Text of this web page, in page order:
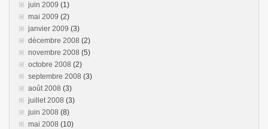
juin 2009 (1)
mai 2009 (2)
janvier 2009 (3)
décembre 2008 (2)
novembre 2008 (5)
octobre 2008 (2)
septembre 2008 (3)
août 2008 (3)
juillet 2008 (3)
juin 2008 (8)
mai 2008 (10)